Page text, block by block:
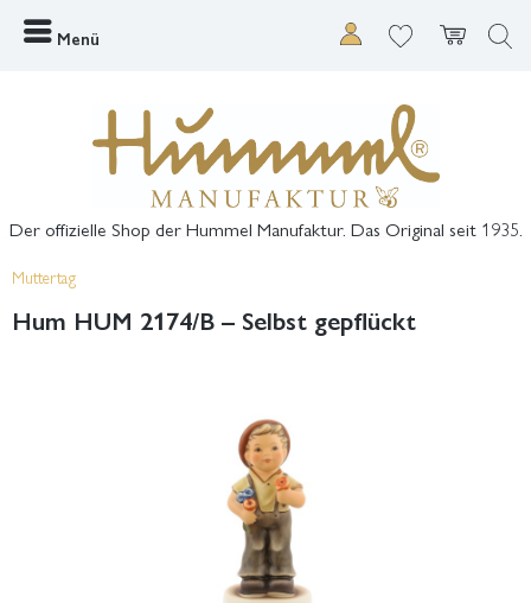
Menü
Der offizielle Shop der Hummel Manufaktur. Das Original seit 1935.
Muttertag
Hum HUM 2174/B – Selbst gepflückt